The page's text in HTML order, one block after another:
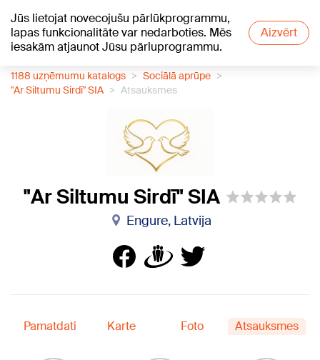
Jūs lietojat novecojušu pārlūkprogrammu,
lapas funkcionalitāte var nedarboties. Mēs
iesakām atjaunot Jūsu pārluprogrammu.
Aizvērt
+24°C
1188 uzņēmumu katalogs
Sociālā aprūpe
"Ar Siltumu Sirdī" SIA
Atsauksmes
"Ar Siltumu Sirdī" SIA
Engure, Latvija
Pamatdati Karte Foto Atsauksmes